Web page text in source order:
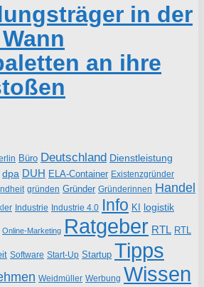
in der
an ihre
Büro Deutschland Dienstleistung
dpa DUH ELA-Container Existenzgründer
gründen Gründer Gründerinnen Handel
Industrie Industrie 4.0 Info KI logistik
Online-Marketing Ratgeber RTL RTL
Software Start-Up Startup Tipps
Weidmüller Werbung Wissen